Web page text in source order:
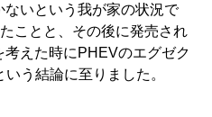
いという我が家の状況で
ことと、その後に発売され
えた時にPHEVのエグゼク
う結論に至りました。